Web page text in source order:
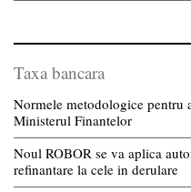
Taxa bancara
Normele metodologice pentru
Ministerul Finantelor
Noul ROBOR se va aplica
refinantare la cele in derulare